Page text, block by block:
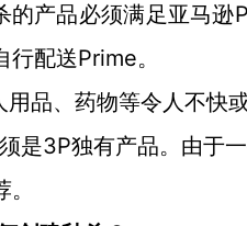
的产品必须满足亚马逊
行配送Prime。
品、药物等令人不快
是3P独有产品。由于